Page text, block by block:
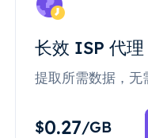
长效 ISP 代理
提取所需数据，无
$0.27/GB